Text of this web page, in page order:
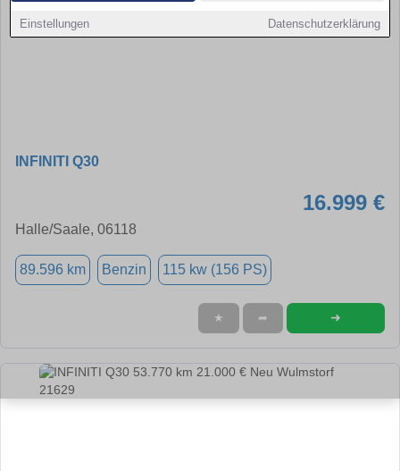
Einstellungen Datenschutzerklärung
INFINITI Q30
16.999 €
Halle/Saale, 06118
89.596 km Benzin 115 kw (156 PS)
★ ➦ ➜